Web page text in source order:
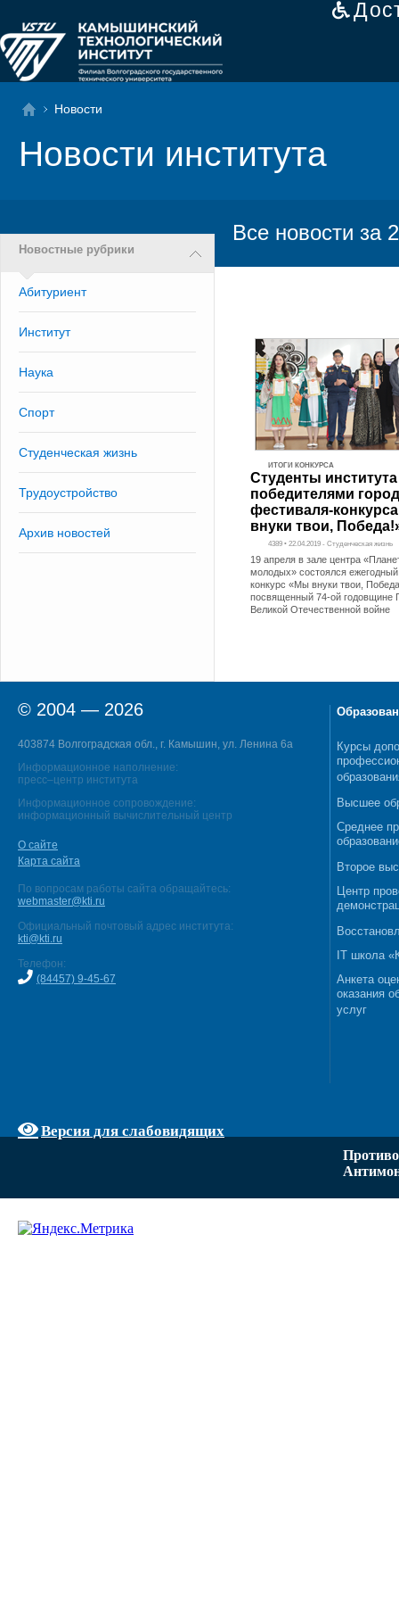
Новости
Новости института
Новостные рубрики
Абитуриент
Институт
Наука
Спорт
Студенческая жизнь
Трудоустройство
Архив новостей
Все новости за
ИТОГИ КОНКУРСА
Студенты
победителями
фестиваля-
внуки твои,
4389 • 22.04.2019 - Студенческая жизнь
19 апреля в зале центра
молодых» состоялся
конкурс «Мы внуки твои,
посвященный 74-ой годовщине
Великой Отечественной войне
© 2004 — 2026
403874 Волгоградская обл., г. Камышин, ул. Ленина 6а
Информационное наполнение:
пресс–центр института
Информационное сопровождение:
информационный вычислительный центр
О сайте
Карта сайта
По вопросам работы сайта обращайтесь:
webmaster@kti.ru
Официальный почтовый адрес института:
kti@kti.ru
Телефон:
(84457) 9-45-67
Версия для слабовидящих
Курсы
Высшее
Среднее
Второе
Центр
IT школа
Анкета
оказания
услуг